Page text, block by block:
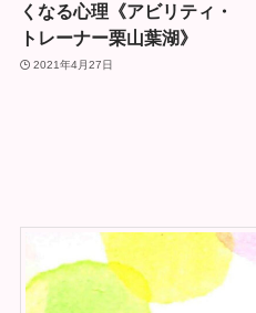
くなる心理《アビリティ・
トレーナー栗山葉湖》
2021年4月27日